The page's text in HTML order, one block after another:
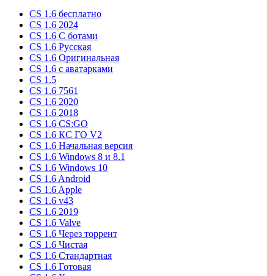
CS 1.6 бесплатно
CS 1.6 2024
CS 1.6 С ботами
CS 1.6 Русская
CS 1.6 Оригинальная
CS 1.6 c аватарками
CS 1.5
CS 1.6 7561
CS 1.6 2020
CS 1.6 2018
CS 1.6 CS:GO
CS 1.6 КС ГО V2
CS 1.6 Начальная версия
CS 1.6 Windows 8 и 8.1
CS 1.6 Windows 10
CS 1.6 Android
CS 1.6 Apple
CS 1.6 v43
CS 1.6 2019
CS 1.6 Valve
CS 1.6 Через торрент
CS 1.6 Чистая
CS 1.6 Стандартная
CS 1.6 Готовая